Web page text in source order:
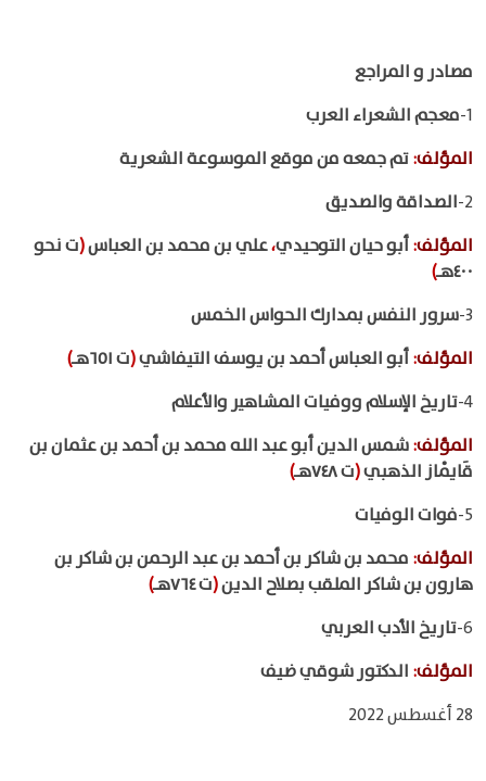
مصادر و المراجع
1- معجم الشعراء العرب
المؤلف:تم جمعه من موقع الموسوعة الشعرية
2- الصداقة والصديق
المؤلف:أبو حيان التوحيدي،علي بن محمد بن العباس(ت نحو
٤٠٠هـ
)
3- سرور النفس بمدارك الحواس الخمس
المؤلف:أبو العباس أحمد بن يوسف التيفاشي(ت ٦٥١هـ
)
4- تاريخ الإسلام ووفيات المشاهير والأعلام
المؤلف:شمس الدين أبو عبد الله محمد بن أحمد بن عثمان بن
قَايْماز الذهبي(ت ٧٤٨هـ
)
5- فوات الوفيات
المؤلف: محمد بن شاكر بن أحمد بن عبد الرحمن بن شاكر بن
هارون بن شاكر الملقب بصلاح الدين(ت ٧٦٤هـ
)
6- تاريخ الأدب العربي
المؤلف: الدكتور شوقي ضيف
28 أغسطس 2022